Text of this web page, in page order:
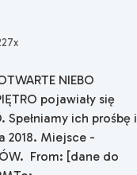
NIEBO
pojawiały się
ich prośbę i
2018. Miejsce -
From: [dane do